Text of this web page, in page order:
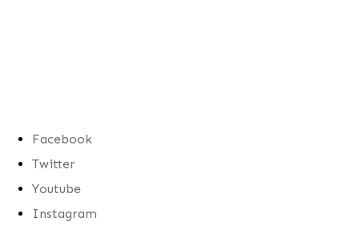
Facebook
Twitter
Youtube
Instagram